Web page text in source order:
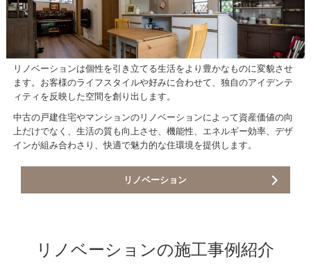
リノベーションは個性を引き立てる生活をより豊かなものに変貌させ
ます。お客様のライフスタイルや好みに合わせて、独自のアイデンテ
ィティを反映した空間を創り出します。
中古の戸建住宅やマンションのリノベーションによって資産価値の向
上だけでなく、生活の質も向上させ、機能性、エネルギー効率、デザ
インが組み合わさり、快適で魅力的な住環境を提供します。
リノベーション
リノベーションの施工事例紹介